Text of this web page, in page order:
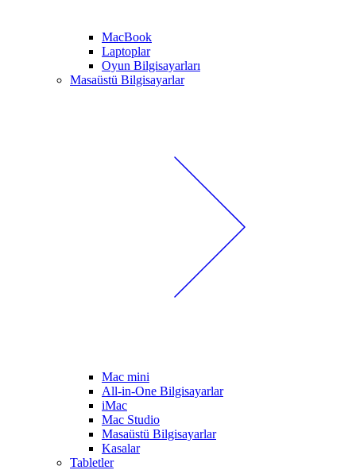
MacBook
Laptoplar
Oyun Bilgisayarları
Masaüstü Bilgisayarlar
Mac mini
All-in-One Bilgisayarlar
iMac
Mac Studio
Masaüstü Bilgisayarlar
Kasalar
Tabletler